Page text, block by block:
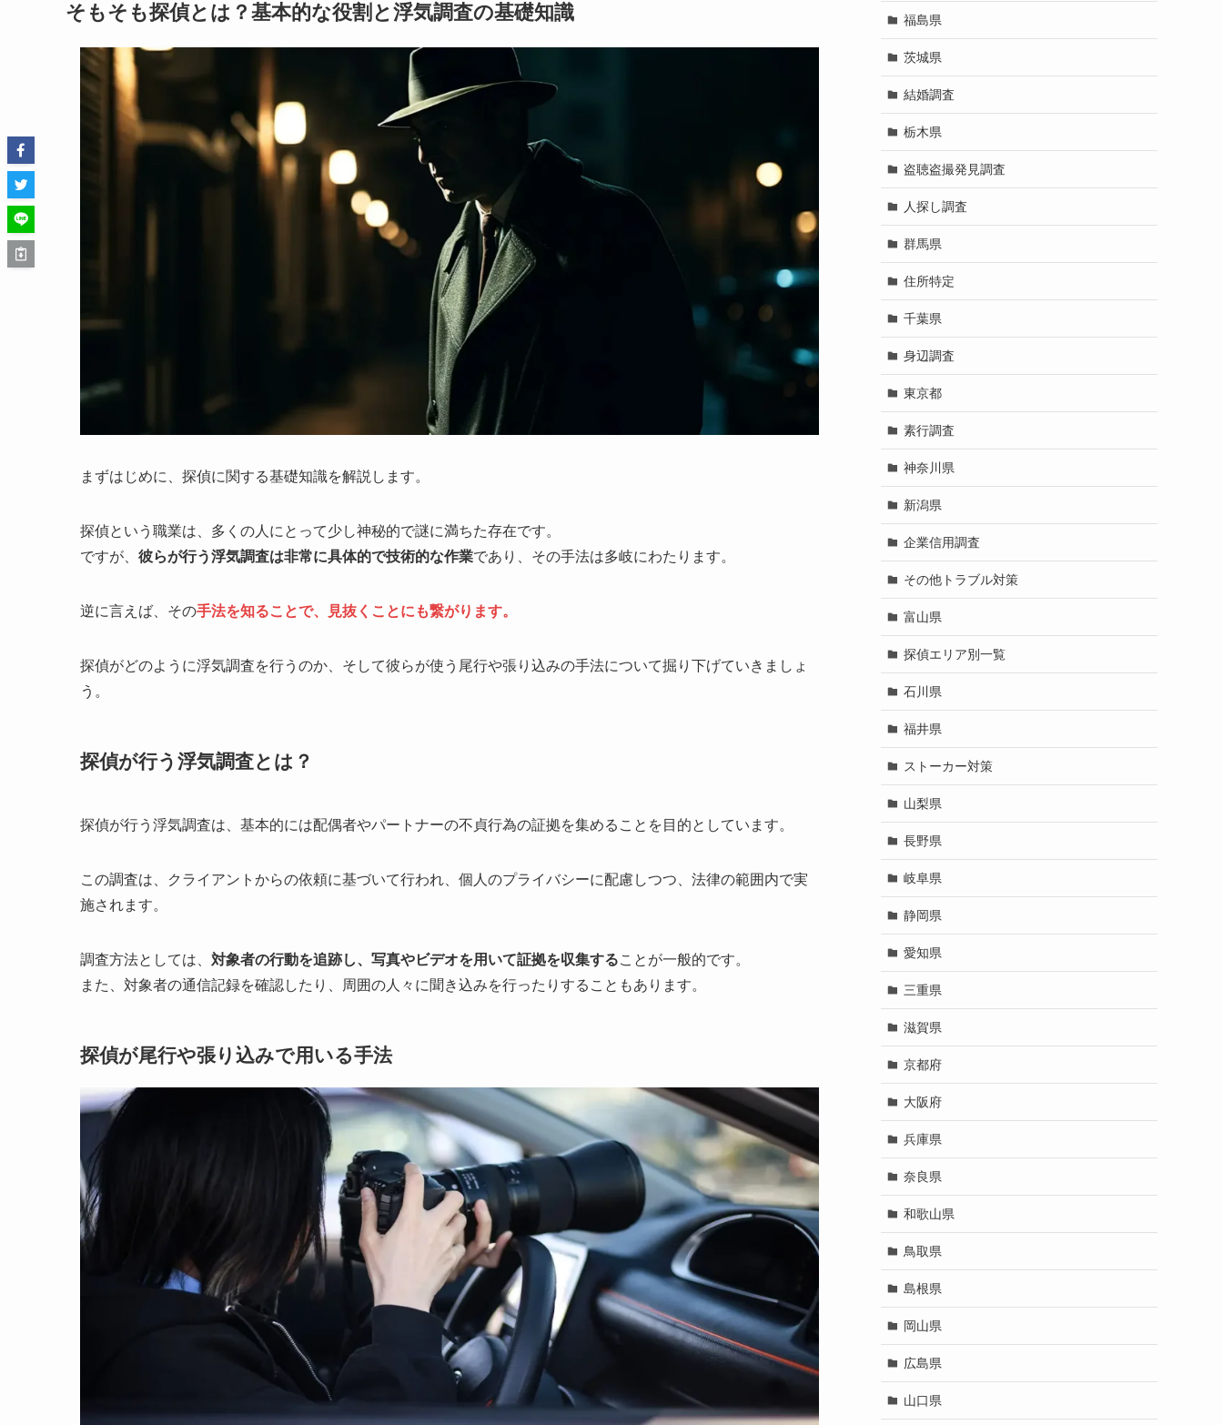
そもそも探偵とは？基本的な役割と浮気調査の基礎知識
まずはじめに、探偵に関する基礎知識を解説します。
探偵という職業は、多くの人にとって少し神秘的で謎に満ちた存在です。
ですが、 彼らが行う浮気調査は非常に具体的で技術的な作業であり、その手法は多岐にわたります。
逆に言えば、その手法を知ることで、見抜くことにも繋がります。
探偵がどのように浮気調査を行うのか、そして彼らが使う尾行や張り込みの手法について掘り下げていきましょ
う。
探偵が行う浮気調査とは？
探偵が行う浮気調査は、基本的には配偶者やパートナーの不貞行為の証拠を集めることを目的としています。
この調査は、クライアントからの依頼に基づいて行われ、個人のプライバシーに配慮しつつ、法律の範囲内で実
施されます。
調査方法としては、 対象者の行動を追跡し、写真やビデオを用いて証拠を収集することが一般的です。
また、対象者の通信記録を確認したり、周囲の人々に聞き込みを行ったりすることもあります。
探偵が尾行や張り込みで用いる手法
福島県
茨城県
結婚調査
栃木県
盗聴盗撮発見調査
人探し調査
群馬県
住所特定
千葉県
身辺調査
東京都
素行調査
神奈川県
新潟県
企業信用調査
その他トラブル対策
富山県
探偵エリア別一覧
石川県
福井県
ストーカー対策
山梨県
長野県
岐阜県
静岡県
愛知県
三重県
滋賀県
京都府
大阪府
兵庫県
奈良県
和歌山県
鳥取県
島根県
岡山県
広島県
山口県